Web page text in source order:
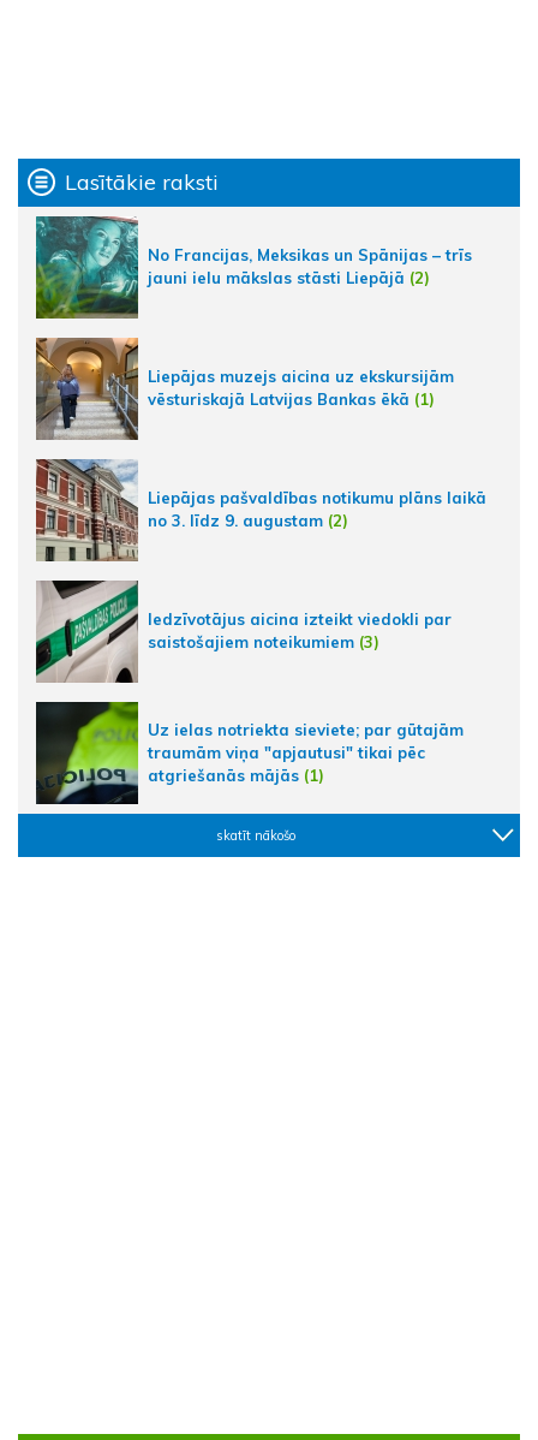
Lasītākie raksti
No Francijas, Meksikas un Spānijas – trīs
jauni ielu mākslas stāsti Liepājā (2)
Liepājas muzejs aicina uz ekskursijām
vēsturiskajā Latvijas Bankas ēkā (1)
Liepājas pašvaldības notikumu plāns laikā
no 3. līdz 9. augustam (2)
Iedzīvotājus aicina izteikt viedokli par
saistošajiem noteikumiem (3)
Uz ielas notriekta sieviete; par gūtajām
traumām viņa "apjautusi" tikai pēc
atgriešanās mājās (1)
skatīt nākošo